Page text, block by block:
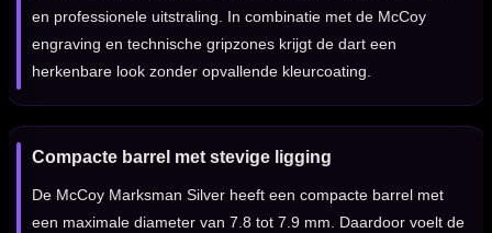
en professionele uitstraling. In combinatie met de McCoy
engraving en technische gripzones krijgt de dart een
herkenbare look zonder opvallende kleurcoating.
Compacte barrel met stevige ligging
De McCoy Marksman Silver heeft een compacte barrel met
een maximale diameter van 7.8 tot 7.9 mm. Daardoor voelt de